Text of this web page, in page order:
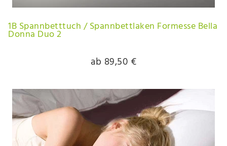
1B Spannbetttuch / Spannbettlaken Formesse Bella
Donna Duo 2
ab 89,50 €